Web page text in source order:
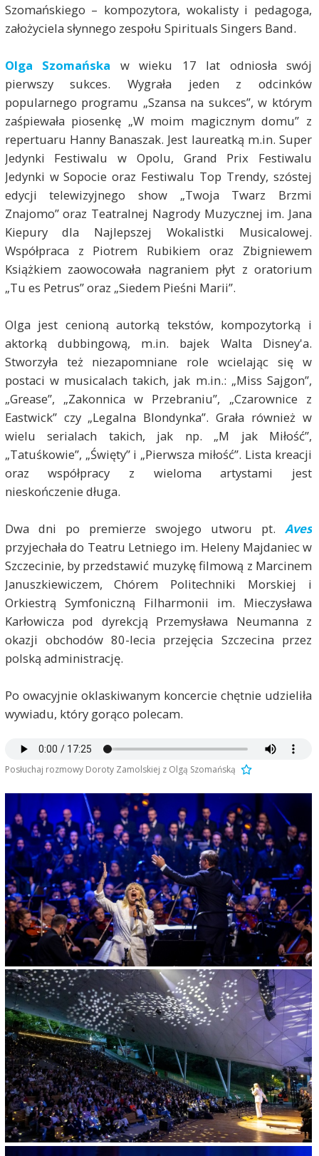
Szomańskiego – kompozytora, wokalisty i pedagoga,
założyciela słynnego zespołu Spirituals Singers Band.
Olga Szomańska
w wieku 17 lat odniosła swój
pierwszy sukces. Wygrała jeden z odcinków
popularnego programu „Szansa na sukces”, w którym
zaśpiewała piosenkę „W moim magicznym domu” z
repertuaru Hanny Banaszak. Jest laureatką m.in. Super
Jedynki Festiwalu w Opolu, Grand Prix Festiwalu
Jedynki w Sopocie oraz Festiwalu Top Trendy, szóstej
edycji telewizyjnego show „Twoja Twarz Brzmi
Znajomo” oraz Teatralnej Nagrody Muzycznej im. Jana
Kiepury dla Najlepszej Wokalistki Musicalowej.
Współpraca z Piotrem Rubikiem oraz Zbigniewem
Książkiem zaowocowała nagraniem płyt z oratorium
„Tu es Petrus” oraz „Siedem Pieśni Marii”.
Olga jest cenioną autorką tekstów, kompozytorką i
aktorką dubbingową, m.in. bajek Walta Disney'a.
Stworzyła też niezapomniane role wcielając się w
postaci w musicalach takich, jak m.in.: „Miss Sajgon”,
„Grease”, „Zakonnica w Przebraniu”, „Czarownice z
Eastwick” czy „Legalna Blondynka”. Grała również w
wielu serialach takich, jak np. „M jak Miłość”,
„Tatuśkowie”, „Święty” i „Pierwsza miłość”. Lista kreacji
oraz współpracy z wieloma artystami jest
nieskończenie długa.
Dwa dni po premierze swojego utworu pt.Aves
przyjechała do Teatru Letniego im. Heleny Majdaniec w
Szczecinie, by przedstawić muzykę filmową z Marcinem
Januszkiewiczem, Chórem Politechniki Morskiej i
Orkiestrą Symfoniczną Filharmonii im. Mieczysława
Karłowicza pod dyrekcją Przemysława Neumanna z
okazji obchodów 80-lecia przejęcia Szczecina przez
polską administrację.
Po owacyjnie oklaskiwanym koncercie chętnie udzieliła
wywiadu, który gorąco polecam.
Posłuchaj rozmowy Doroty Zamolskiej z Olgą Szomańską